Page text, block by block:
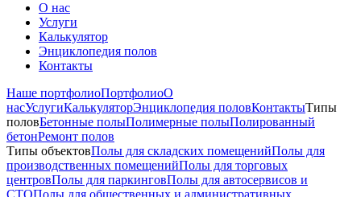
О нас
Услуги
Калькулятор
Энциклопедия полов
Контакты
Наше портфолиоПортфолиоО
насУслугиКалькуляторЭнциклопедия половКонтактыТипы
половБетонные полыПолимерные полыПолированный
бетонРемонт полов
Типы объектовПолы для складских помещенийПолы для
производственных помещенийПолы для торговых
центровПолы для паркинговПолы для автосервисов и